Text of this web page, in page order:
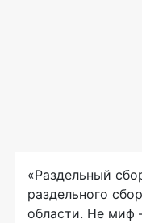
«Раздельный
раздельного
области. Не миф